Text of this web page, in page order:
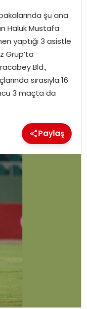
şu ana
Haluk Mustafa
yaptığı 3 asistle
Grup’ta
Bld.,
sırasıyla 16
3 maçta da
Paylaş